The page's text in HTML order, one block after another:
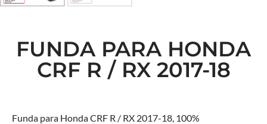
FUNDA PARA HONDA
CRF R / RX 2017-18
Funda para Honda CRF R / RX 2017-18, 100%